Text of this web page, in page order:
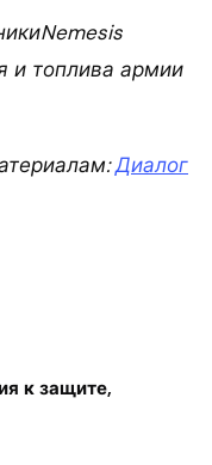
и топлива армии
Диалог
к защите,